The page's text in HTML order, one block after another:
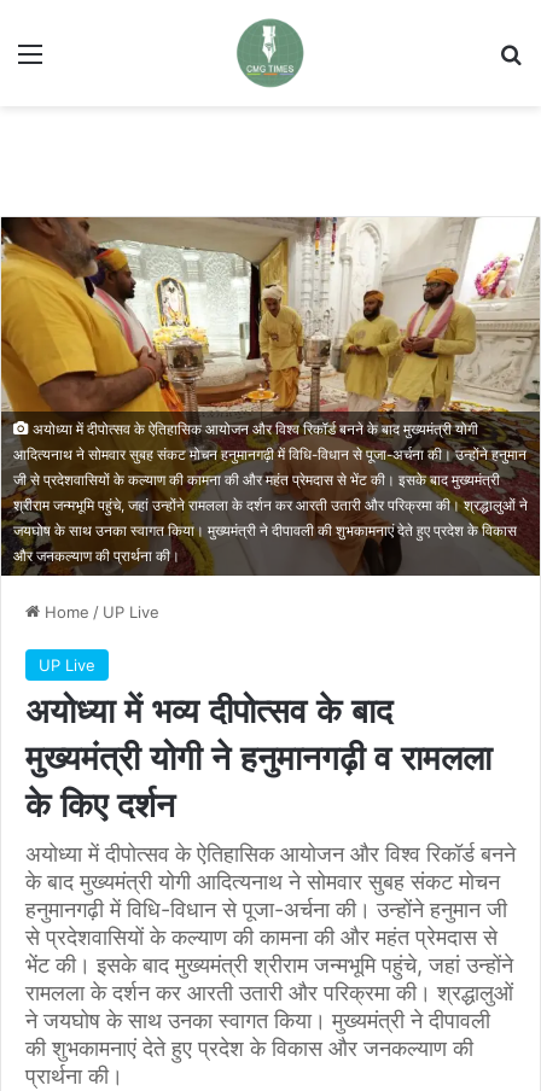
Menu
अयोध्या में दीपोत्सव के ऐतिहासिक आयोजन और विश्व रिकॉर्ड बनने के बाद मुख्यमंत्री योगी
आदित्यनाथ ने सोमवार सुबह संकट मोचन हनुमानगढ़ी में विधि-विधान से पूजा-अर्चना की। उन्होंने हनुमान
जी से प्रदेशवासियों के कल्याण की कामना की और महंत प्रेमदास से भेंट की। इसके बाद मुख्यमंत्री
श्रीराम जन्मभूमि पहुंचे, जहां उन्होंने रामलला के दर्शन कर आरती उतारी और परिक्रमा की। श्रद्धालुओं ने
जयघोष के साथ उनका स्वागत किया। मुख्यमंत्री ने दीपावली की शुभकामनाएं देते हुए प्रदेश के विकास
और जनकल्याण की प्रार्थना की।
Home / UP Live
UP Live
अयोध्या में भव्य दीपोत्सव के बाद
मुख्यमंत्री योगी ने हनुमानगढ़ी व रामलला
के किए दर्शन
अयोध्या में दीपोत्सव के ऐतिहासिक आयोजन और विश्व रिकॉर्ड बनने
के बाद मुख्यमंत्री योगी आदित्यनाथ ने सोमवार सुबह संकट मोचन
हनुमानगढ़ी में विधि-विधान से पूजा-अर्चना की। उन्होंने हनुमान जी
से प्रदेशवासियों के कल्याण की कामना की और महंत प्रेमदास से
भेंट की। इसके बाद मुख्यमंत्री श्रीराम जन्मभूमि पहुंचे, जहां उन्होंने
रामलला के दर्शन कर आरती उतारी और परिक्रमा की। श्रद्धालुओं
ने जयघोष के साथ उनका स्वागत किया। मुख्यमंत्री ने दीपावली
की शुभकामनाएं देते हुए प्रदेश के विकास और जनकल्याण की
प्रार्थना की।